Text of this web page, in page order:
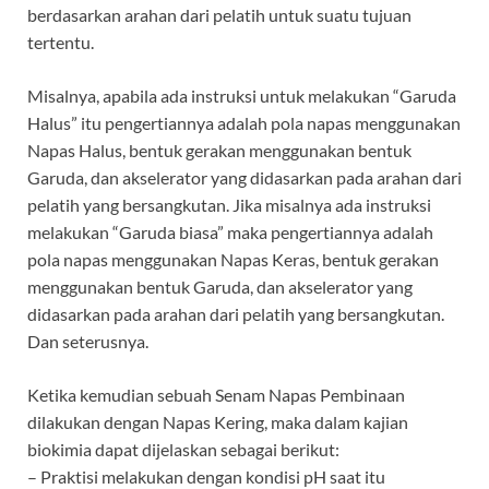
berdasarkan arahan dari pelatih untuk suatu tujuan
tertentu.
Misalnya, apabila ada instruksi untuk melakukan “Garuda
Halus” itu pengertiannya adalah pola napas menggunakan
Napas Halus, bentuk gerakan menggunakan bentuk
Garuda, dan akselerator yang didasarkan pada arahan dari
pelatih yang bersangkutan. Jika misalnya ada instruksi
melakukan “Garuda biasa” maka pengertiannya adalah
pola napas menggunakan Napas Keras, bentuk gerakan
menggunakan bentuk Garuda, dan akselerator yang
didasarkan pada arahan dari pelatih yang bersangkutan.
Dan seterusnya.
Ketika kemudian sebuah Senam Napas Pembinaan
dilakukan dengan Napas Kering, maka dalam kajian
biokimia dapat dijelaskan sebagai berikut:
– Praktisi melakukan dengan kondisi pH saat itu